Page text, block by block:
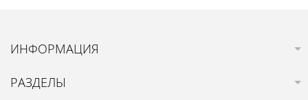
ИНФОРМАЦИЯ
РАЗДЕЛЫ